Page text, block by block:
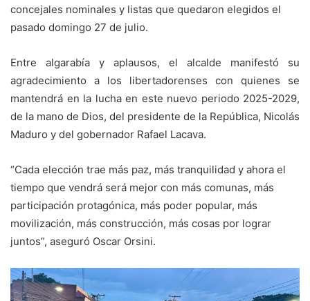
concejales nominales y listas que quedaron elegidos el
pasado domingo 27 de julio.
Entre algarabía y aplausos, el alcalde manifestó su
agradecimiento a los libertadorenses con quienes se
mantendrá en la lucha en este nuevo periodo 2025-2029,
de la mano de Dios, del presidente de la República, Nicolás
Maduro y del gobernador Rafael Lacava.
“Cada elección trae más paz, más tranquilidad y ahora el
tiempo que vendrá será mejor con más comunas, más
participación protagónica, más poder popular, más
movilización, más construcción, más cosas por lograr
juntos”, aseguró Oscar Orsini.